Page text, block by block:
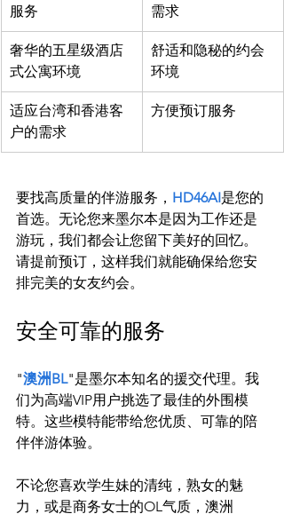
服务
需求
奢华的五星级酒店
式公寓环境
舒适和隐秘的约会
环境
适应台湾和香港客
户的需求
方便预订服务
要找高质量的伴游服务， HD46AI是您的
首选。无论您来墨尔本是因为工作还是
游玩，我们都会让您留下美好的回忆。
请提前预订，这样我们就能确保给您安
安全可靠的服务
"澳洲BL"是墨尔本知名的援交代理。我
们为高端VIP用户挑选了最佳的外围模
特。这些模特能带给您优质、可靠的陪
伴伴游体验。
不论您喜欢学生妹的清纯，熟女的魅
力，或是商务女士的OL气质，澳洲